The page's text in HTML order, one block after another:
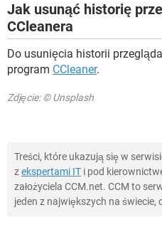
Jak usunąć historię
CCleanera
Do usunięcia historii
program CCleaner.
Zdjęcie: © Unsplash
Treści, które ukazują się w
zekspertami IT i pod
założyciela CCM.net. CCM to
jeden z największych na